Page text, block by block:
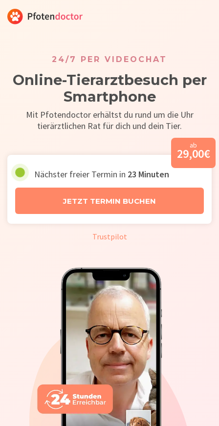
24/7 PER VIDEOCHAT
Online-Tierarztbesuch per
Smartphone
Mit Pfotendoctor erhältst du rund um die Uhr
tierärztlichen Rat für dich und dein Tier.
ab
29,00€
Nächster freier Termin in 23 Minuten
JETZT TERMIN BUCHEN
Trustpilot